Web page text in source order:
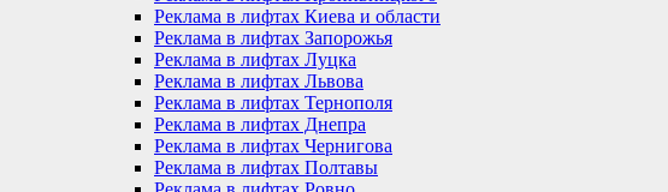
Реклама в лифтах Киева и области
Реклама в лифтах Запорожья
Реклама в лифтах Луцка
Реклама в лифтах Львова
Реклама в лифтах Тернополя
Реклама в лифтах Днепра
Реклама в лифтах Чернигова
Реклама в лифтах Полтавы